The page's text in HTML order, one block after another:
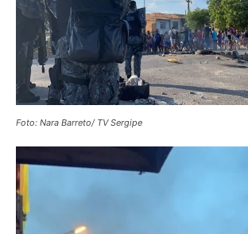
Foto: Nara Barreto/ TV Sergipe